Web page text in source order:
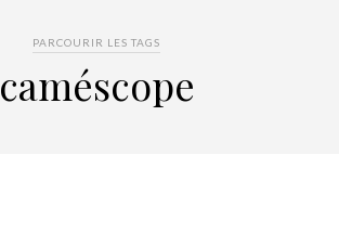
PARCOURIR LES TAGS
caméscope